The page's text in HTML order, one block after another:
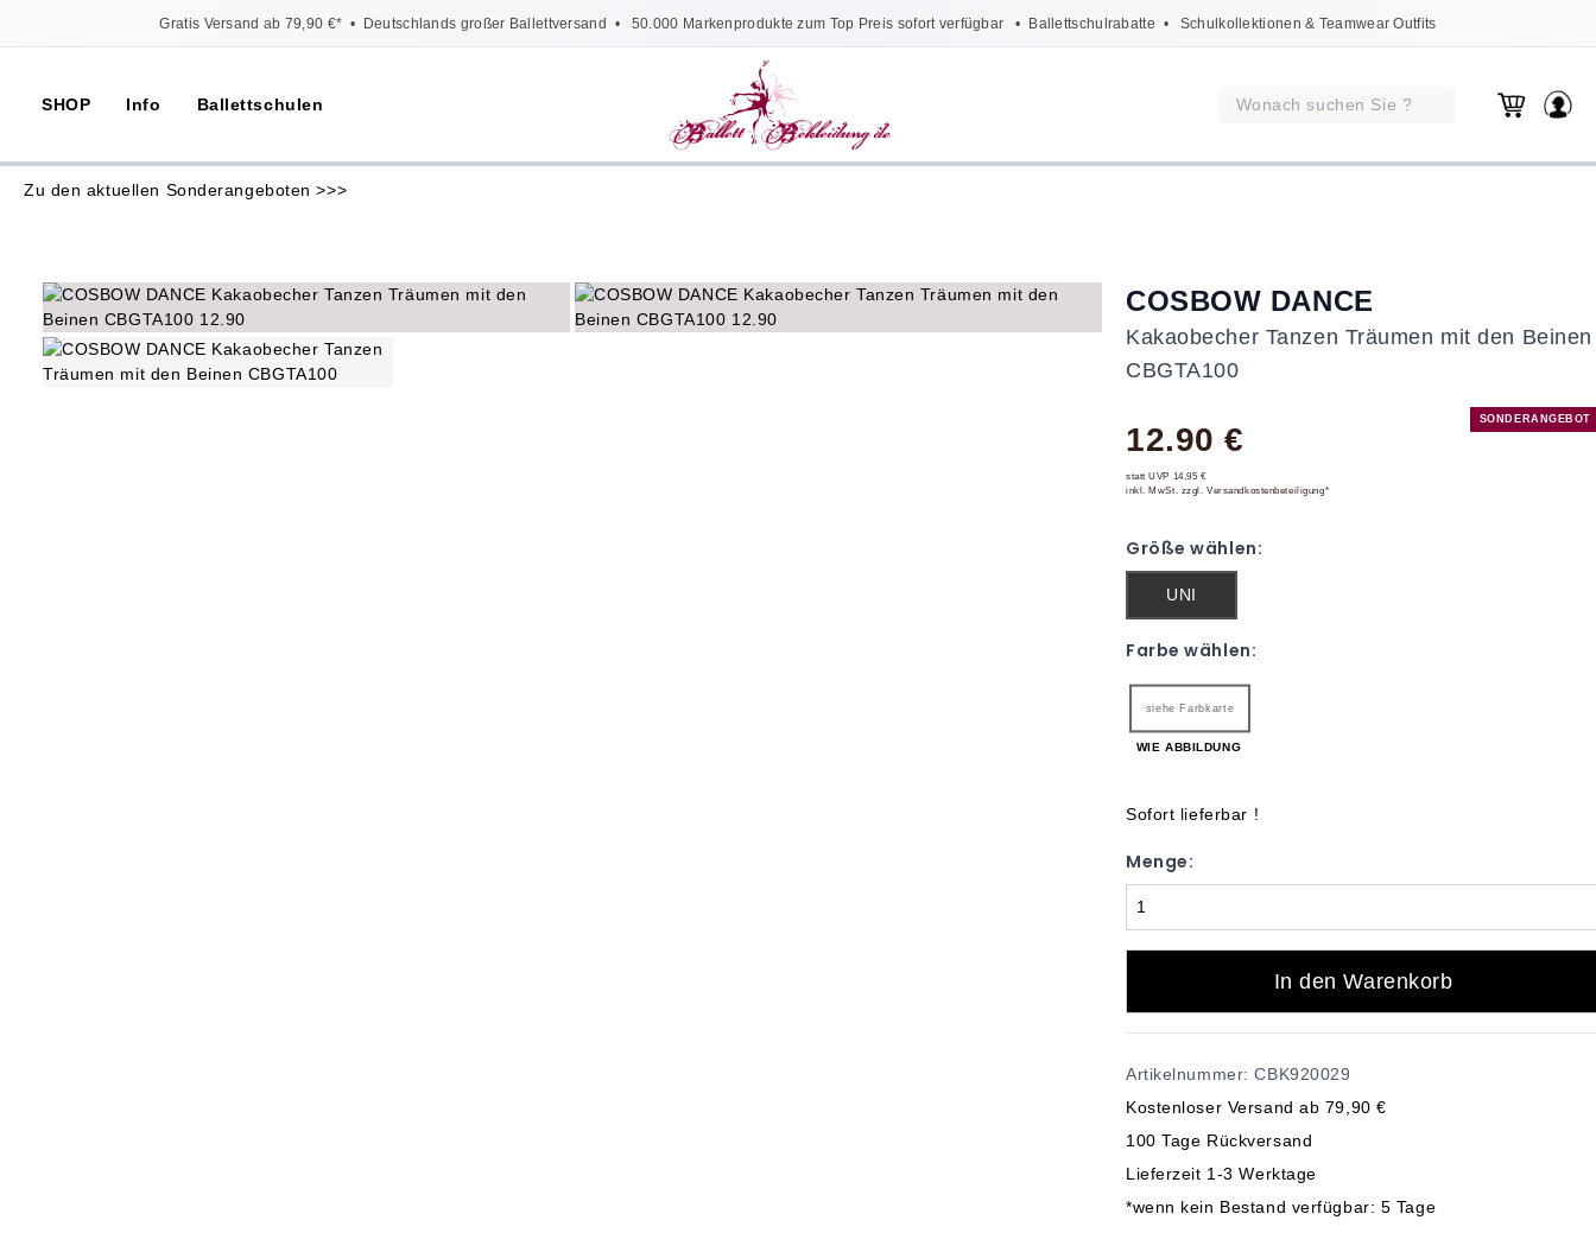
Gratis Versand ab 79,90 €* • Deutschlands großer Ballettversand • 50.000 Markenprodukte zum Top Preis sofort verfügbar • Ballettschulrabatte • Schulkollektionen & Teamwear Outfits
SHOP Info Ballettschulen
Zu den aktuellen Sonderangeboten >>>
SONDERANGEBOT
COSBOW DANCE
Kakaobecher Tanzen Träumen mit den Beinen
CBGTA100
12.90 €
statt UVP 14,95 €
inkl. MwSt. zzgl. Versandkostenbeteiligung*
Größe wählen:
UNI
Farbe wählen:
siehe Farbkarte
WIE ABBILDUNG
Sofort lieferbar !
Menge:
In den Warenkorb
Artikelnummer: CBK920029
Kostenloser Versand ab 79,90 €
100 Tage Rückversand
Lieferzeit 1-3 Werktage
*wenn kein Bestand verfügbar: 5 Tage